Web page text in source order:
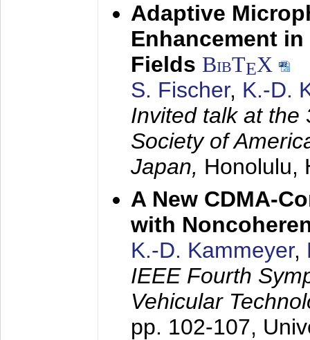
Adaptive
Enhancement
Fields BibTEX
S. Fischer, K.-D.
Invited talk at the
Society of
Japan, Honolulu,
A New CDMA-
with
K.-D. Kammeyer,
IEEE Fourth
Vehicular
pp. 102-107,